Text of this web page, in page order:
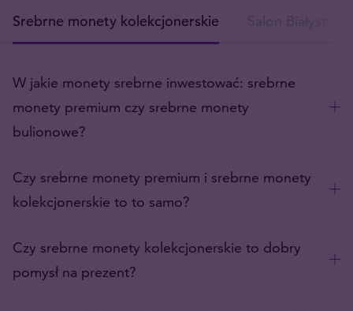
Srebrne monety kolekcjonerskie
W jakie monety srebrne inwestować: srebrne
monety premium czy srebrne monety
bulionowe?
Czy srebrne monety premium i srebrne monety
kolekcjonerskie to to samo?
Czy srebrne monety kolekcjonerskie to dobry
pomysł na prezent?